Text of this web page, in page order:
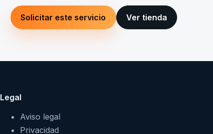
Solicitar este servicio Ver tienda
Legal
Aviso legal
Privacidad